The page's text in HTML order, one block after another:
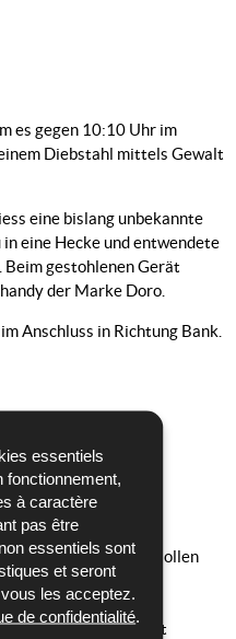
essentiels
fonctionnement,
à caractère
pas être
essentiels sont
et seront
les acceptez.
de confidentialité.
es gegen 10:10 Uhr im
Diebstahl mittels Gewalt
eine bislang unbekannte
eine Hecke und entwendete
gestohlenen Gerät
der Marke Doro.
Anschluss in Richtung Bank.
Jacke mit
gesuchten Person sollen
unter der
oder per E-Mail
weitergeleitet